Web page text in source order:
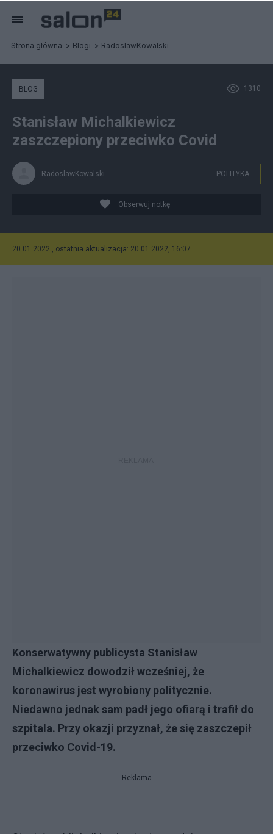
Strona główna Blogi RadoslawKowalski
1310
BLOG
Stanisław Michalkiewicz
zaszczepiony przeciwko Covid
RadoslawKowalski POLITYKA
Obserwuj notkę
20.01.2022 , ostatnia aktualizacja: 20.01.2022, 16:07
Konserwatywny publicysta Stanisław
Michalkiewicz dowodził wcześniej, że
koronawirus jest wyrobiony politycznie.
Niedawno jednak sam padł jego ofiarą i trafił do
szpitala. Przy okazji przyznał, że się zaszczepił
przeciwko Covid-19.
Reklama